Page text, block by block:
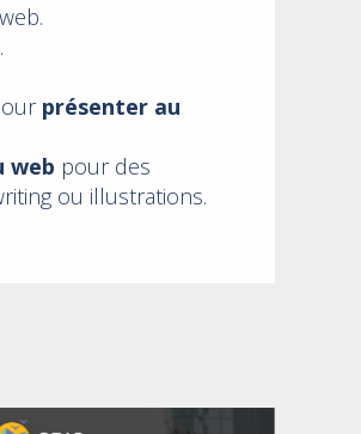
.
présenter au
web pour des
ou illustrations.